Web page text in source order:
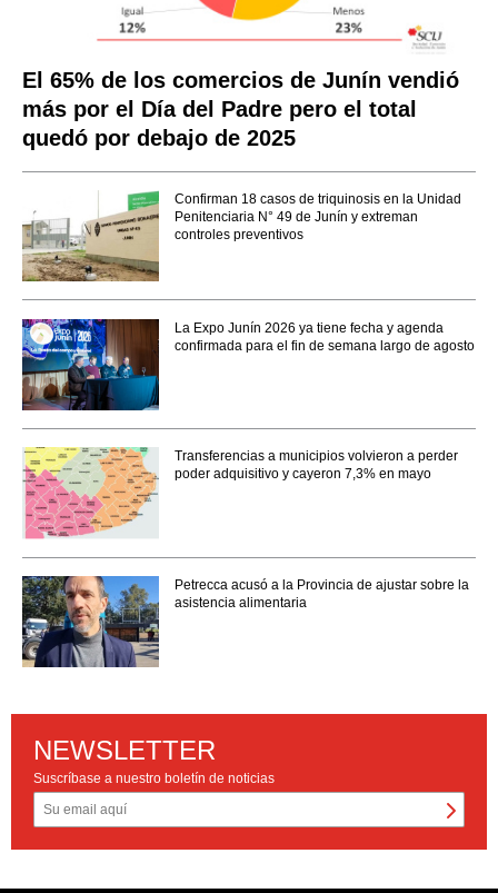
El 65% de los comercios de Junín vendió
más por el Día del Padre pero el total
quedó por debajo de 2025
Confirman 18 casos de triquinosis en la Unidad
Penitenciaria N° 49 de Junín y extreman
controles preventivos
La Expo Junín 2026 ya tiene fecha y agenda
confirmada para el fin de semana largo de agosto
Transferencias a municipios volvieron a perder
poder adquisitivo y cayeron 7,3% en mayo
Petrecca acusó a la Provincia de ajustar sobre la
asistencia alimentaria
NEWSLETTER
Suscríbase a nuestro boletín de noticias